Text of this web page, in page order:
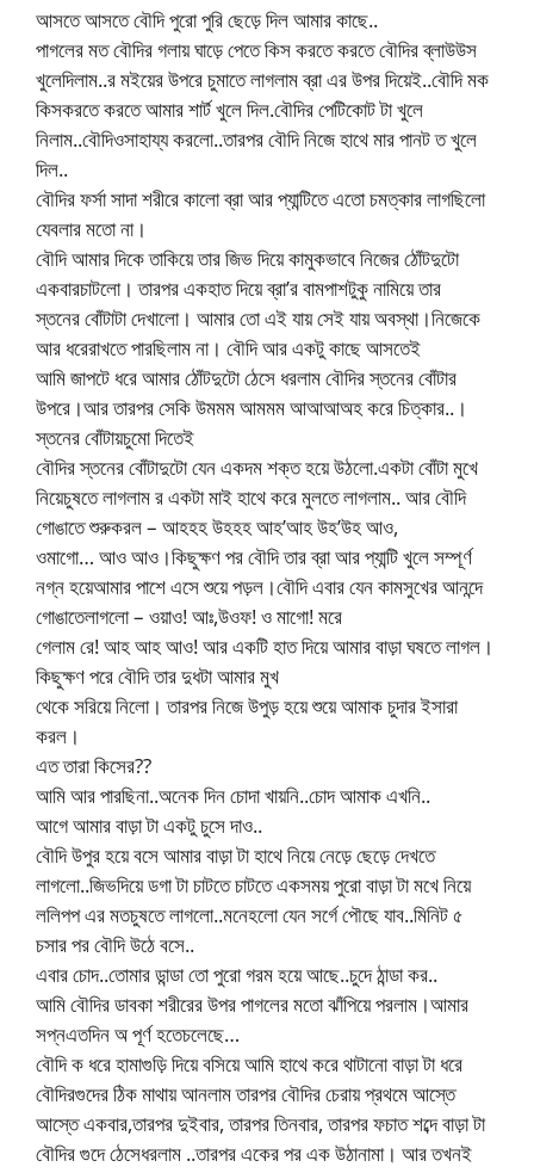
আসতে আসতে বৌদি পুরো পুরি ছেড়ে দিল আমার কাছে..
পাগলের মত বৌদির গলায় ঘাড়ে পেতে কিস করতে করতে বৌদির ব্লাউউস
খুলেদিলাম..র মইয়ের উপরে চুমাতে লাগলাম ব্রা এর উপর দিয়েই..বৌদি মক
কিসকরতে করতে আমার শার্ট খুলে দিল.বৌদির পেটিকোট টা খুলে
নিলাম..বৌদিওসাহায্য করলো..তারপর বৌদি নিজে হাথে মার পানট ত খুলে
দিল..
বৌদির ফর্সা সাদা শরীরে কালো ব্রা আর প্যান্টিতে এতো চমত্কার লাগছিলো
যেবলার মতো না।
বৌদি আমার দিকে তাকিয়ে তার জিভ দিয়ে কামুকভাবে নিজের ঠোঁটদুটো
একবারচাটলো। তারপর একহাত দিয়ে ব্রা’র বামপাশটুকু নামিয়ে তার
স্তনের বোঁটাটা দেখালো। আমার তো এই যায় সেই যায় অবস্থা।নিজেকে
আর ধরেরাখতে পারছিলাম না। বৌদি আর একটু কাছে আসতেই
আমি জাপটে ধরে আমার ঠোঁটদুটো ঠেসে ধরলাম বৌদির স্তনের বোঁটার
উপরে।আর তারপর সেকি উমমম আমমম আআআঅহ করে চিত্কার..।
স্তনের বোঁটায়চুমো দিতেই
বৌদির স্তনের বোঁটাদুটো যেন একদম শক্ত হয়ে উঠলো.একটা বোঁটা মুখে
নিয়েচুষতে লাগলাম র একটা মাই হাথে করে মুলতে লাগলাম.. আর বৌদি
গোঙাতে শুরুকরল – আহহহ উহহহ আহ’আহ উহ’উহ আও,
ওমাগো… আও আও।কিছুক্ষণ পর বৌদি তার ব্রা আর প্যান্টি খুলে সম্পূর্ণ
নগ্ন হয়েআমার পাশে এসে শুয়ে পড়ল।বৌদি এবার যেন কামসুখের আনন্দে
গোঙাতেলাগলো – ওয়াও! আঃ,উওফ! ও মাগো! মরে
গেলাম রে! আহ আহ আও! আর একটি হাত দিয়ে আমার বাড়া ঘষতে লাগল।
কিছুক্ষণ পরে বৌদি তার দুধটা আমার মুখ
থেকে সরিয়ে নিলো। তারপর নিজে উপুড় হয়ে শুয়ে আমাক চুদার ইসারা
করল।
এত তারা কিসের??
আমি আর পারছিনা..অনেক দিন চোদা খায়নি..চোদ আমাক এখনি..
আগে আমার বাড়া টা একটু চুসে দাও..
বৌদি উপুর হয়ে বসে আমার বাড়া টা হাথে নিয়ে নেড়ে ছেড়ে দেখতে
লাগলো..জিভদিয়ে ডগা টা চাটতে চাটতে একসময় পুরো বাড়া টা মখে নিয়ে
ললিপপ এর মতচুষতে লাগলো..মনেহলো যেন সর্গে পৌছে যাব..মিনিট ৫
চসার পর বৌদি উঠে বসে..
এবার চোদ..তোমার ডান্ডা তো পুরো গরম হয়ে আছে..চুদে ঠান্ডা কর..
আমি বৌদির ডাবকা শরীরের উপর পাগলের মতো ঝাঁপিয়ে পরলাম।আমার
সপ্নএতদিন অ পূর্ণ হতেচলেছে…
বৌদি ক ধরে হামাগুড়ি দিয়ে বসিয়ে আমি হাথে করে থাটানো বাড়া টা ধরে
বৌদিরগুদের ঠিক মাথায় আনলাম তারপর বৌদির চেরায় প্রথমে আস্তে
আস্তে একবার,তারপর দুইবার, তারপর তিনবার, তারপর ফচাত শব্দে বাড়া টা
বৌদির গুদে ঠেসেধরলাম ..তারপর একের পর এক উঠানামা। আর তখনই